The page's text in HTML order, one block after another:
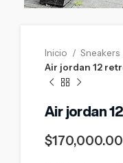
Inicio Sneakers
Air jordan 12
Air jordan
$170,000.00